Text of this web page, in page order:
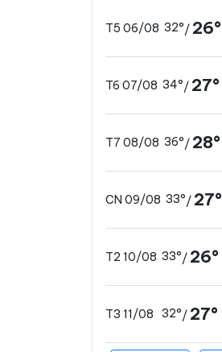
T5 06/08 32°/ 26°
T6 07/08 34°/ 27°
T7 08/08 36°/ 28°
CN 09/08 33°/ 27°
T2 10/08 33°/ 26°
T3 11/08 32°/ 27°